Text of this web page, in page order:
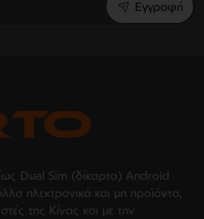
Εγγραφή
Dual Sim (δίκαρτα) Android
ηλεκτρονικά και μη προϊόντα,
της Κίνας και με την